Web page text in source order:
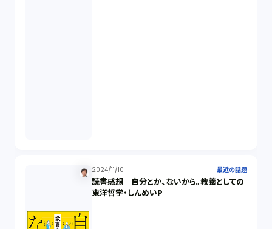
2024/11/10 最近の話題
読書感想 自分とか、ないから。教養としての
東洋哲学・しんめいP